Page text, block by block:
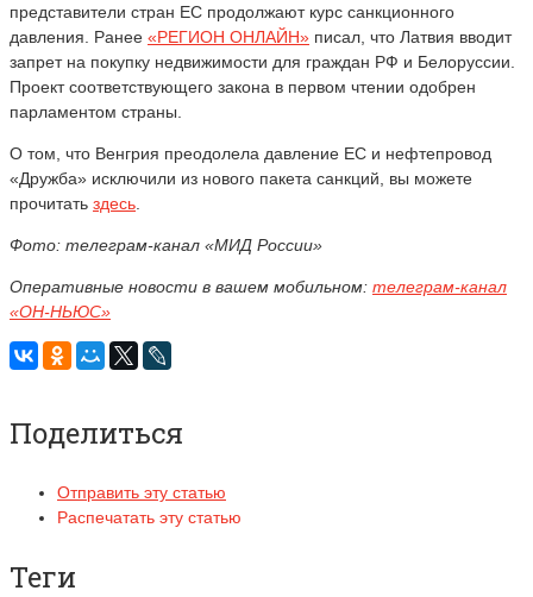
представители стран ЕС продолжают курс санкционного
давления. Ранее «РЕГИОН ОНЛАЙН» писал, что Латвия вводит
запрет на покупку недвижимости для граждан РФ и Белоруссии.
Проект соответствующего закона в первом чтении одобрен
парламентом страны.
О том, что Венгрия преодолела давление ЕС и нефтепровод
«Дружба» исключили из нового пакета санкций, вы можете
прочитать здесь
Фото: телеграм-канал «МИД России»
Оперативные новости в вашем мобильном: телеграм-канал
«ОН-НЬЮС»
Поделиться
Отправить эту статью
Распечатать эту статью
Теги